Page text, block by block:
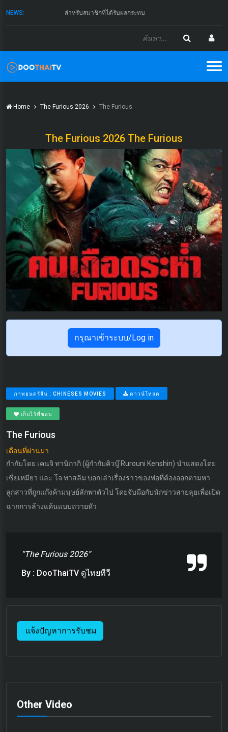
NEWS: สำหรับสมาชิกที่ได้รับผลกระทบ
Home The Furious 2026 The Furious
The Furious 2026 The Furious
กรุณาเข้าระบบ/Log in
ภาพยนตร์จีน : CHINESES MOVIES ดาวน์โหลด
เก็บไว้ที่ชอบ
The Furious
เดือนที่ผ่านมา
กำกับโดย เคนจิ ทานิกากิ (ผู้กำกับคิวบู๊ Rurouni Kenshin) นำแสดงโดย
เซี่ยเหมียว และ โจ ทาสลิม บอกเล่าเรื่องราวของพ่อที่ต้องออกตามหา
ลูกสาวที่ถูกแก๊งค้ามนุษย์ลักพาตัวไป โดยจับมือกับนักข่าวสายลุยเพื่อเปิด
ฉากการล้างแค้นแบบถวายหัว
“The Furious 2026”
By : DooThaiTV ดูไทยทีวี
แจ้งปัญหาการรับชม
Other Video